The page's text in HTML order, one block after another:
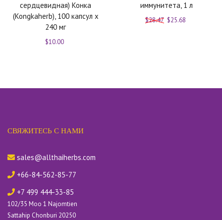
сердцевидная) Конка
(Kongkaherb), 100 капсул x
240 мг
$10.00
иммунитета, 1 л
$28.47 $25.68
СВЯЖИТЕСЬ С НАМИ
sales@allthaiherbs.com
+66-84-562-85-77
+7 499 444-33-85
102/35 Moo 1 Najomtien
Sattahip Chonburi 20250